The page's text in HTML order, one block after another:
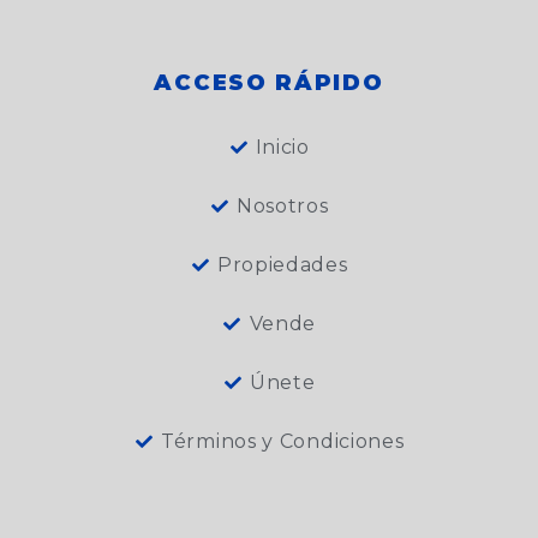
ACCESO RÁPIDO
Inicio
Nosotros
Propiedades
Vende
Únete
Términos y Condiciones